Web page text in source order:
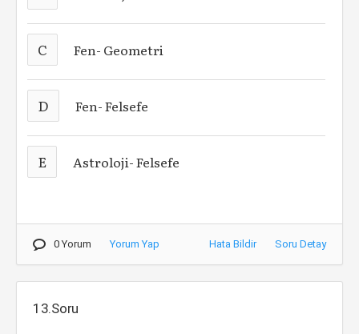
C Fen- Geometri
D Fen- Felsefe
E Astroloji- Felsefe
0 Yorum Yorum Yap Hata Bildir Soru Detay
13.Soru